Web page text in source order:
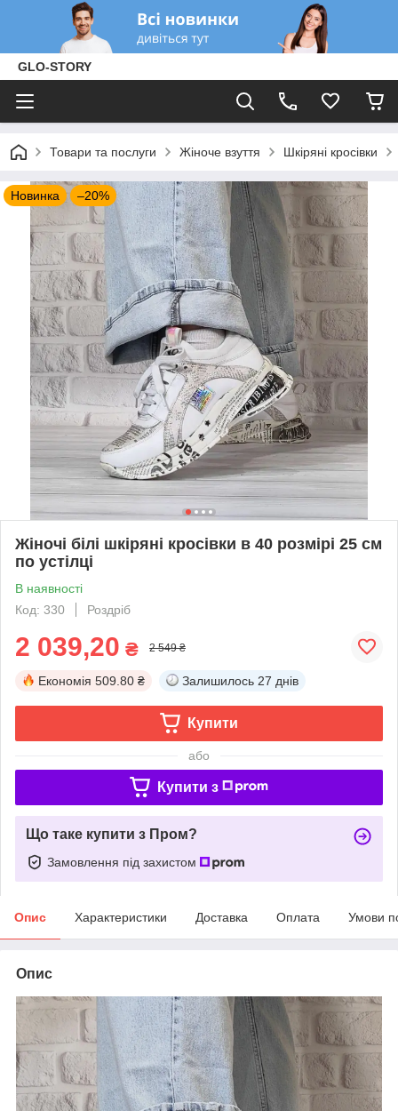
GLO-STORY
Товари та послуги Жіноче взуття Шкіряні кросівки
Новинка –20%
Жіночі білі шкіряні кросівки в 40 розмірі 25 см
по устілці
В наявності
Код: 330
Роздріб
2 039,20 ₴ 2 549 ₴
Економія 509.80 ₴ Залишилось 27 днів
Купити
або
Купити з
Що таке купити з Пром?
Замовлення під захистом
Опис Характеристики Доставка Оплата Умови
Опис